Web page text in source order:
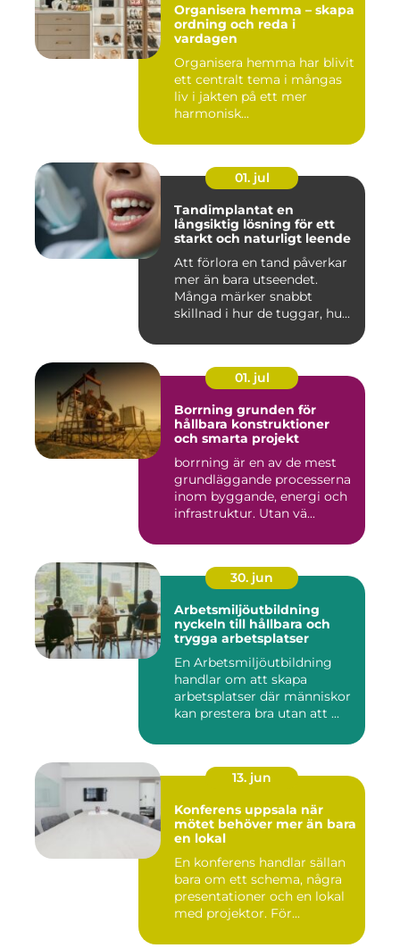
Organisera hemma – skapa
ordning och reda i
vardagen
Organisera hemma har blivit
ett centralt tema i mångas
liv i jakten på ett mer
harmonisk...
01. jul
Tandimplantat en
långsiktig lösning för ett
starkt och naturligt leende
Att förlora en tand påverkar
mer än bara utseendet.
Många märker snabbt
skillnad i hur de tuggar, hu...
01. jul
Borrning grunden för
hållbara konstruktioner
och smarta projekt
borrning är en av de mest
grundläggande processerna
inom byggande, energi och
infrastruktur. Utan vä...
30. jun
Arbetsmiljöutbildning
nyckeln till hållbara och
trygga arbetsplatser
En Arbetsmiljöutbildning
handlar om att skapa
arbetsplatser där människor
kan prestera bra utan att ...
13. jun
Konferens uppsala när
mötet behöver mer än bara
en lokal
En konferens handlar sällan
bara om ett schema, några
presentationer och en lokal
med projektor. För...